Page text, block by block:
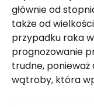
głównie od
także od
przypadku raka
prognozowanie
trudne, ponieważ
wątroby, która